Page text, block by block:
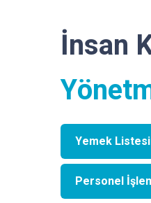
İnsan
Yemek Listesi
Personel